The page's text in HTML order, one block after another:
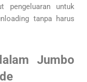
pengeluaran untuk
tanpa harus
Jumbo